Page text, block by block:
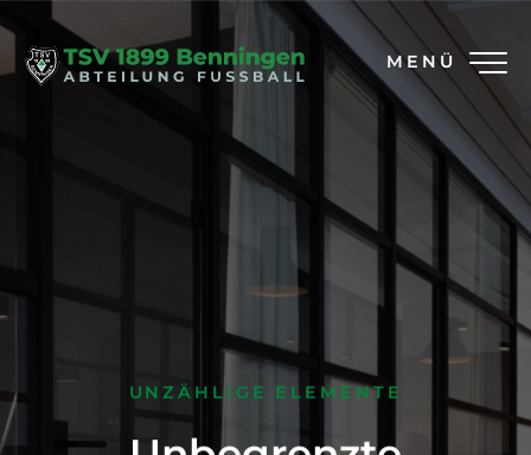
MENÜ
UNZÄHLIGE ELEMENTE